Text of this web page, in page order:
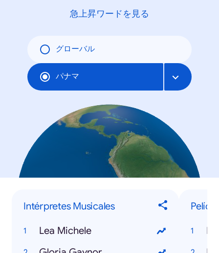
急上昇ワードを見る
グローバル
パナマ
Intérpretes Musicales
Lea Michele